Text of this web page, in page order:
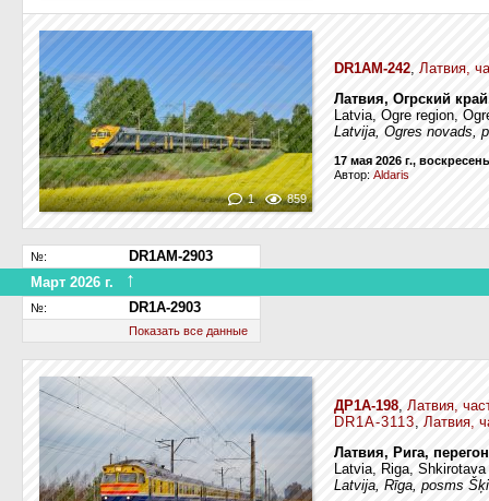
1 859
DR1AM-242, Латвия,
Латвия, Огрский
Latvia, Ogre region,
Latvija, Ogres novads,
17 мая 2026 г.,
Автор: Aldaris
№:
DR1AM-2903
Март 2026 г.
↑
№: DR1A-2903
Показать все данные
ДР1А-198, Латвия,
DR1A-3113, Латвия,
Латвия, Рига,
Latvia, Riga,
Latvija, Rīga, posms